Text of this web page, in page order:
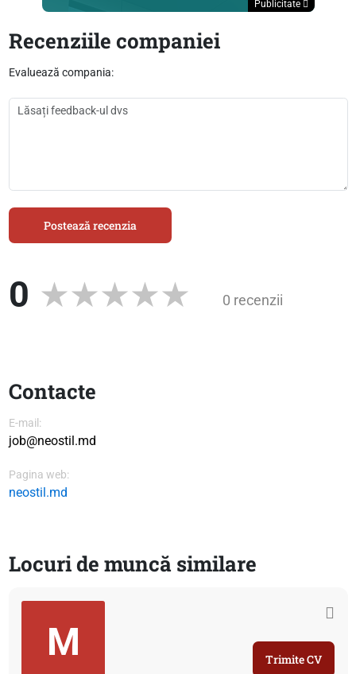
Publicitate
Recenziile companiei
Evaluează compania:
Postează recenzia
0 0 recenzii
Contacte
E-mail:
job@neostil.md
Pagina web:
neostil.md
Locuri de muncă similare
M Trimite CV